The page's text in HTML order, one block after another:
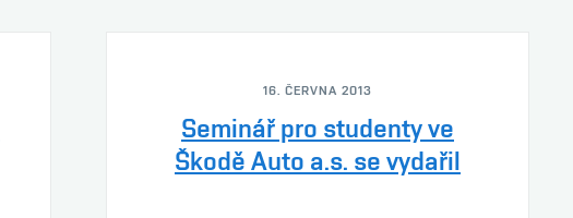
16. ČERVNA 2013
Seminář pro studenty ve
Škodě Auto a.s. se vydařil